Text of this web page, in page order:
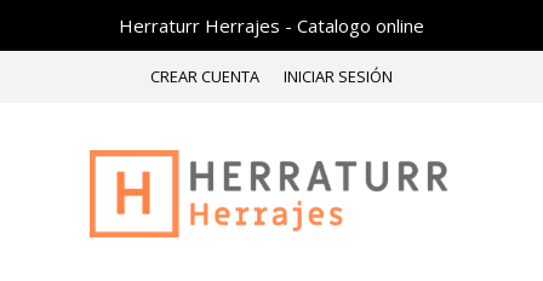
Herraturr Herrajes - Catalogo online
CREAR CUENTA INICIAR SESIÓN